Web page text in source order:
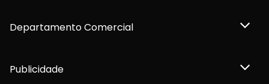
Departamento Comercial
Publicidade